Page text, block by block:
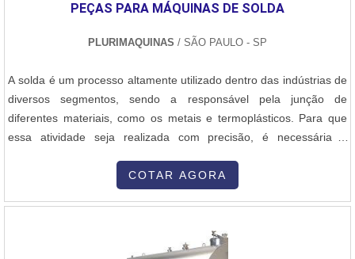
PEÇAS PARA MÁQUINAS DE SOLDA
PLURIMAQUINAS / SÃO PAULO - SP
A solda é um processo altamente utilizado dentro das indústrias de
diversos segmentos, sendo a responsável pela junção de
diferentes materiais, como os metais e termoplásticos. Para que
essa atividade seja realizada com precisão, é necessária a
PRODUTO OFERECE DIVERSAS VANTAGENSUma fábrica de
peças de solda atende empresas dos mais diversos ramos, desde
em decorrência da flexibilidade das opções que desenvolve e
comercializa. Produzidos e disponibilizados em diferentes modelos
COTAR AGORA